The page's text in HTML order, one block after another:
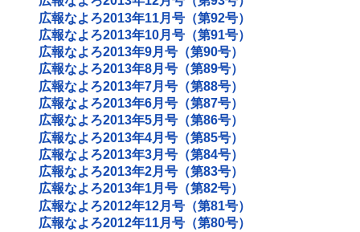
広報なよろ2013年11月号（第92号）
広報なよろ2013年10月号（第91号）
広報なよろ2013年9月号（第90号）
広報なよろ2013年8月号（第89号）
広報なよろ2013年7月号（第88号）
広報なよろ2013年6月号（第87号）
広報なよろ2013年5月号（第86号）
広報なよろ2013年4月号（第85号）
広報なよろ2013年3月号（第84号）
広報なよろ2013年2月号（第83号）
広報なよろ2013年1月号（第82号）
広報なよろ2012年12月号（第81号）
広報なよろ2012年11月号（第80号）